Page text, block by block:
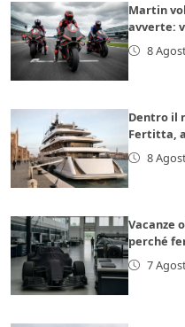
Martin
avverte:
8
Dentro il
Fertitta,
8
Vacanze
perché
7